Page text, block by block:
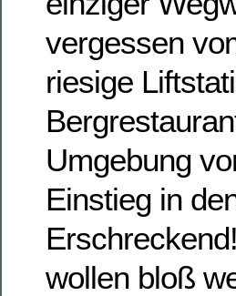
vergessen
riesige
Umgebung
Einstieg in
wollen bloß